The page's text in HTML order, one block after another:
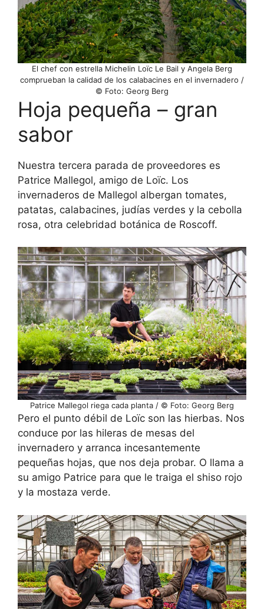
El chef con estrella Michelin Loïc Le Bail y Angela Berg
comprueban la calidad de los calabacines en el invernadero /
© Foto: Georg Berg
Hoja pequeña – gran
sabor
Nuestra tercera parada de proveedores es
Patrice Mallegol, amigo de Loïc. Los
invernaderos de Mallegol albergan tomates,
patatas, calabacines, judías verdes y la cebolla
rosa, otra celebridad botánica de Roscoff.
Patrice Mallegol riega cada planta / © Foto: Georg Berg
Pero el punto débil de Loïc son las hierbas. Nos
conduce por las hileras de mesas del
invernadero y arranca incesantemente
pequeñas hojas, que nos deja probar. O llama a
su amigo Patrice para que le traiga el shiso rojo
y la mostaza verde.